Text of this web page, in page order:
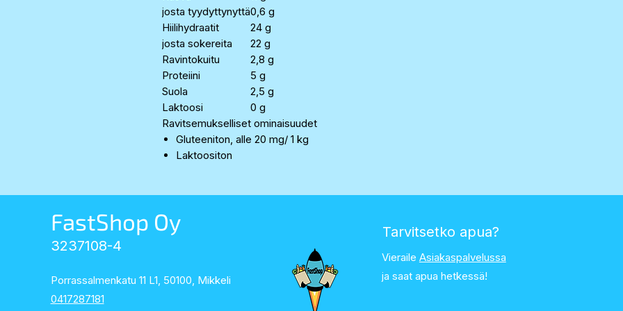
josta tyydyttynyttä0,6 g
Hiilihydraatit
24 g
josta sokereita
22 g
Ravintokuitu
2,8 g
Proteiini
5 g
Suola
2,5 g
Laktoosi
0 g
Ravitsemukselliset ominaisuudet
Gluteeniton, alle 20 mg/ 1 kg
Laktoositon
FastShop Oy
3237108-4
Porrassalmenkatu 11 L1, 50100, Mikkeli
0417287181
Tarvitsetko apua?
Vieraile Asiakaspalvelussa
ja saat apua hetkessä!